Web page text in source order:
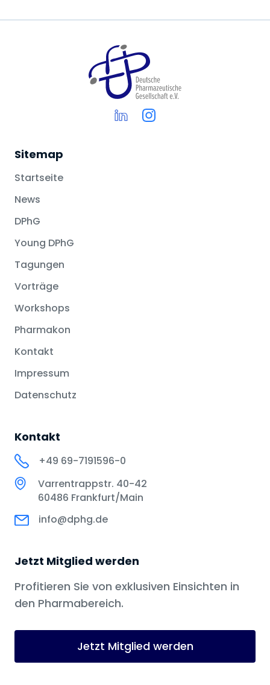
Sitemap
Startseite
News
DPhG
Young DPhG
Tagungen
Vorträge
Workshops
Pharmakon
Kontakt
Impressum
Datenschutz
Kontakt
+49 69-7191596-0
Varrentrappstr. 40-42
60486 Frankfurt/Main
info@dphg.de
Jetzt Mitglied werden
Profitieren Sie von exklusiven Einsichten in
den Pharmabereich.
Jetzt Mitglied werden